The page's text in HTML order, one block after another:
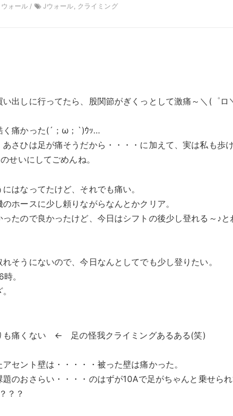
ウォール / Jウォール, クライミング
出しに行ってたら、股関節がぎくっとして激痛～＼(゜ロ
く痛かった(´；ω；`)ｳｯ…
さひは足が痛そうだから・・・・に加えて、実は私も歩
せいにしてごめんね。
はなってたけど、それでも痛い。
ホースに少し頼りながらなんとかクリア。
たので良かったけど、今日はシフトの後少し登れる～♪
そうにないので、今日なんとしてでも少し登りたい。
。
も痛くない ← 足の怪我クライミングあるある(笑)
セント壁は・・・・・被った壁は痛かった。
のおさらい・・・・のはずが10Aで足がちゃんと乗せら
？？？